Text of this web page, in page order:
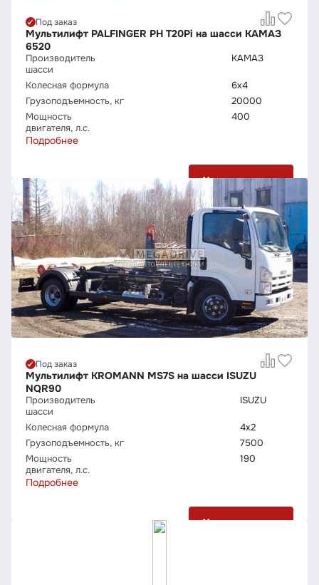
Под заказ
Мультилифт PALFINGER PH T20Pi на шасси КАМАЗ
6520
Производитель
шасси
КАМАЗ
Колесная формула
6х4
Грузо­подъемность, кг
20000
Мощность
двигателя, л.с.
400
Подробнее
Узнать цену
Под заказ
Мультилифт KROMANN MS7S на шасси ISUZU
NQR90
Производитель
шасси
ISUZU
Колесная формула
4х2
Грузо­подъемность, кг
7500
Мощность
двигателя, л.с.
190
Подробнее
Узнать цену